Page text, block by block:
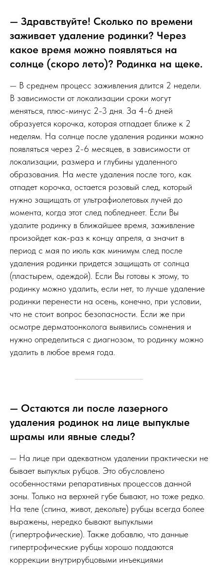
— Здравствуйте! Сколько по времени
заживает удаление родинки? Через
какое время можно появляться на
солнце (скоро лето)? Родинка на щеке.
— В среднем процесс заживления длится 2 недели.
В зависимости от локализации сроки могут
меняться, плюс-минус 2-3 дня. За 4-6 дней
образуется корочка, которая отпадает ближе к 2
неделям. На солнце после удаления родинки можно
появляться через 2-6 месяцев, в зависимости от
локализации, размера и глубины удаленного
образования. На месте удаления после того, как
отпадет корочка, остается розовый след, который
нужно защищать от ультрафиолетовых лучей до
момента, когда этот след побледнеет. Если Вы
удалите родинку в ближайшее время, заживление
произойдет как-раз к концу апреля, а значит в
период с мая по июль как минимум след после
удаления родинки придется защищать от солнца
(пластырем, одеждой). Если Вы готовы к этому, то
родинку можно удалить, если нет, то лучше удаление
родинки перенести на осень, конечно, при условии,
что не стоит вопрос безопасности. Если же при
осмотре дерматоонколога выявились сомнения и
нужно определиться с диагнозом, то родинку можно
удалить в любое время года.
— Остаются ли после лазерного
удаления родинок на лице выпуклые
шрамы или явные следы?
— На лице при адекватном удалении практически не
бывает выпуклых рубцов. Это обусловлено
особенностями репаративных процессов данной
зоны. Только на верхней губе бывают, но тоже редко.
На теле (спина, живот, декольте) рубцы всегда более
выражены, нередко бывают выпуклыми
(гипертрофические). Также добавлю, что данные
гипертрофические рубцы хорошо поддаются
коррекции внутрирубцовыми инъекциями